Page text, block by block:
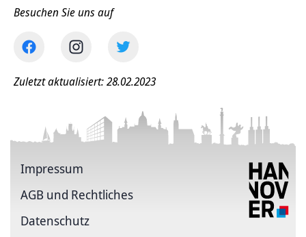
Besuchen Sie uns auf
Zuletzt aktualisiert: 28.02.2023
Impressum
AGB und Rechtliches
Datenschutz